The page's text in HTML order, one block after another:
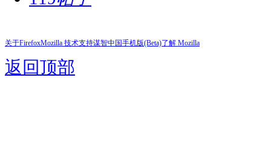
关于FirefoxMozilla 技术支持谋智中国手机版(Beta)了解 Mozilla
返回顶部